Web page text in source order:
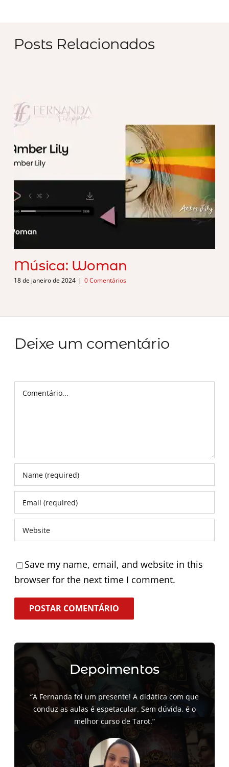
Posts Relacionados
Música: Woman
18 de janeiro de 2024 | 0 Comentários
Deixe um comentário
Comentário
Save my name, email, and website in this
browser for the next time I comment.
Depoimentos
“A Fernanda foi um presente! A didática com que
conduz as aulas é espetacular. Sem dúvida, é o
melhor curso de Tarot.”